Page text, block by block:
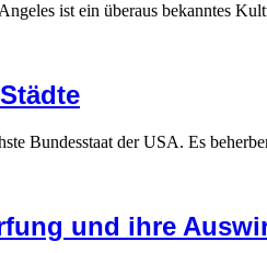
ist ein überaus bekanntes
Bundesstaat der USA. Es
und ihre